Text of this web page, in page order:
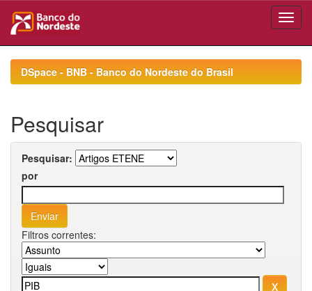
navigationDSpace - BNB - Banco do Nordeste do Brasil
Pesquisar
Pesquisar:
por
Filtros correntes: